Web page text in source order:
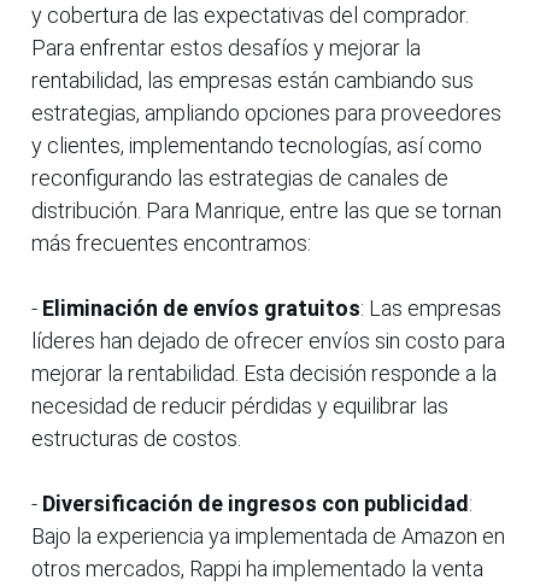
y cobertura de las expectativas del comprador.
Para enfrentar estos desafíos y mejorar la
rentabilidad, las empresas están cambiando sus
estrategias, ampliando opciones para proveedores
y clientes, implementando tecnologías, así como
reconfigurando las estrategias de canales de
distribución. Para Manrique, entre las que se tornan
más frecuentes encontramos:
- Eliminación de envíos gratuitos: Las empresas
líderes han dejado de ofrecer envíos sin costo para
mejorar la rentabilidad. Esta decisión responde a la
necesidad de reducir pérdidas y equilibrar las
estructuras de costos.
- Diversificación de ingresos con publicidad :
Bajo la experiencia ya implementada de Amazon en
otros mercados, Rappi ha implementado la venta